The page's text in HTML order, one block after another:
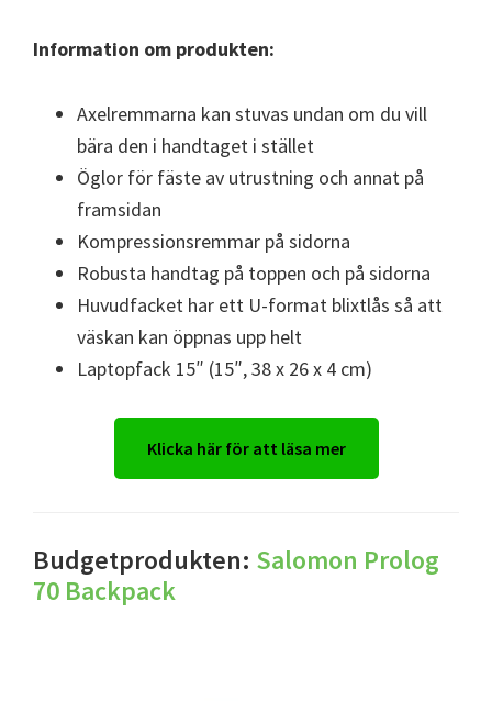
Information om produkten:
Axelremmarna kan stuvas undan om du vill
bära den i handtaget i stället
Öglor för fäste av utrustning och annat på
framsidan
Kompressionsremmar på sidorna
Robusta handtag på toppen och på sidorna
Huvudfacket har ett U-format blixtlås så att
väskan kan öppnas upp helt
Laptopfack 15″ (15″, 38 x 26 x 4 cm)
Klicka här för att läsa mer
Budgetprodukten: Salomon Prolog
70 Backpack